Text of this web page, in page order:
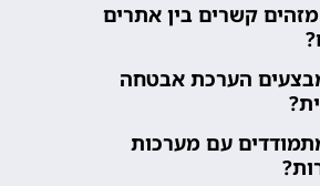
סיכונים וזיהוי קשרים.
קשרים בין אתרים
למיפוי קשרים טכניים
בין אתרים.
הערכת אבטחה
ושיטות לזיהוי נקודות
נפוצות.
עם מערכות